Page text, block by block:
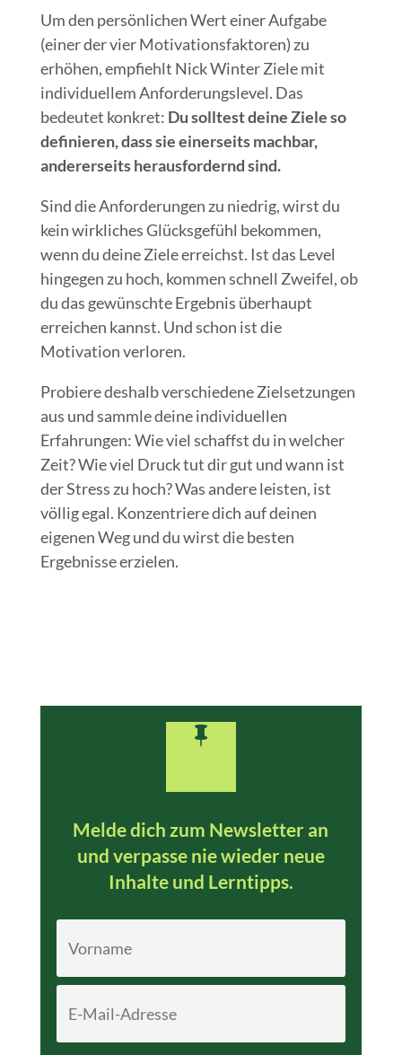
Um den persönlichen Wert einer Aufgabe
(einer der vier Motivationsfaktoren) zu
erhöhen, empfiehlt Nick Winter Ziele mit
individuellem Anforderungslevel. Das
bedeutet konkret: Du solltest deine Ziele so
definieren, dass sie einerseits machbar,
andererseits herausfordernd sind.
Sind die Anforderungen zu niedrig, wirst du
kein wirkliches Glücksgefühl bekommen,
wenn du deine Ziele erreichst. Ist das Level
hingegen zu hoch, kommen schnell Zweifel, ob
du das gewünschte Ergebnis überhaupt
erreichen kannst. Und schon ist die
Motivation verloren.
Probiere deshalb verschiedene Zielsetzungen
aus und sammle deine individuellen
Erfahrungen: Wie viel schaffst du in welcher
Zeit? Wie viel Druck tut dir gut und wann ist
der Stress zu hoch? Was andere leisten, ist
völlig egal. Konzentriere dich auf deinen
eigenen Weg und du wirst die besten
Ergebnisse erzielen.

Melde dich zum Newsletter an
und verpasse nie wieder neue
Inhalte und Lerntipps.